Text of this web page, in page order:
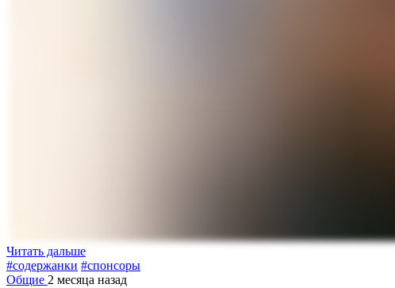
Читать дальше
#содержанки #спонсоры
Общие 2 месяца назад